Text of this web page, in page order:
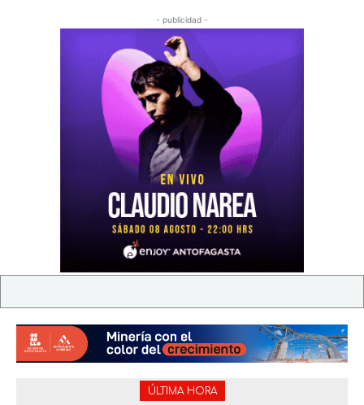
- publicidad -